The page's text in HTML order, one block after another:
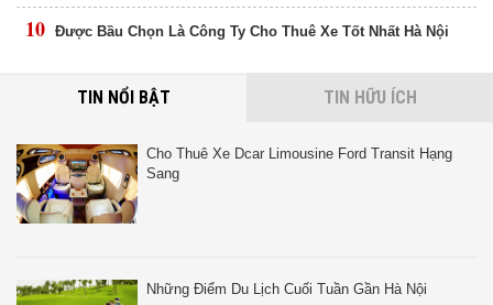
10 Được Bầu Chọn Là Công Ty Cho Thuê Xe Tốt Nhất Hà Nội
TIN NỔI BẬT TIN HỮU ÍCH
Cho Thuê Xe Dcar Limousine Ford Transit Hạng
Sang
Những Điểm Du Lịch Cuối Tuần Gần Hà Nội